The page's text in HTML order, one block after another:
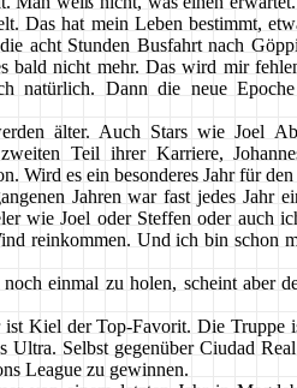
Das hat mein Leben bestimmt,
acht Stunden Busfahrt nach
bald nicht mehr. Das wird mir
natürlich. Dann die neue
älter. Auch Stars wie Joel
Teil ihrer Karriere,
Wird es ein besonderes Jahr für
Jahren war fast jedes Jahr
wie Joel oder Steffen oder auch
reinkommen. Und ich bin schon
einmal zu holen, scheint aber
ist Kiel der Top-Favorit. Die Truppe
Ultra. Selbst gegenüber Ciudad
League zu gewinnen.